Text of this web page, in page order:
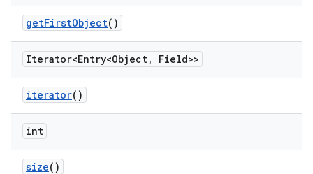
getFirstObject()
Iterator<Entry<Object, Field>>
iterator()
int
size()